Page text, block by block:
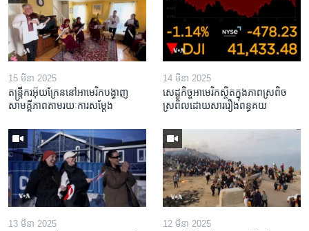
15 មីនា 2025
តន្ត្រីករ​អ៊ុយក្រែន​នៅ​អាមេរិក​បង្ហាញ​
សាមគ្គីភាព​តាម​រយៈ​ការសម្តែង
14 មីនា 2025
សេដ្ឋកិច្ច​អាមេរិក​ស្ថិត​ក្នុង​ភាពស្រពិច
ស្រពិល​ដោយសារ​រឿង​ពន្ធគយ
13 មីនា 2025 12 មីនា 2025